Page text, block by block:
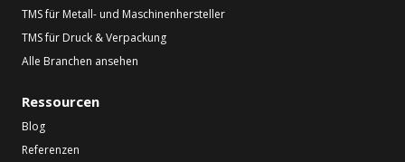
TMS für Metall- und Maschinenhersteller
TMS für Druck & Verpackung
Alle Branchen ansehen
Ressourcen
Blog
Referenzen